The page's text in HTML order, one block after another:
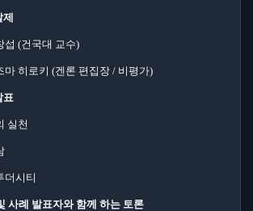
섭 (건국대 교수)
마 히로키 (겐론 편집장 / 비평가)
표
실천
더시티
사례 발표자와 함께 하는 토론